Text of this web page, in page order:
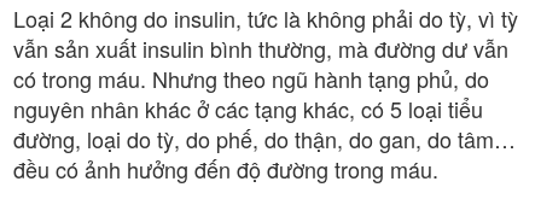
Loại 2 không do insulin, tức là không phải do tỳ, vì tỳ
vẫn sản xuất insulin bình thường, mà đường dư vẫn
có trong máu. Nhưng theo ngũ hành tạng phủ, do
nguyên nhân khác ở các tạng khác, có 5 loại tiểu
đường, loại do tỳ, do phế, do thận, do gan, do tâm…
đều có ảnh hưởng đến độ đường trong máu.